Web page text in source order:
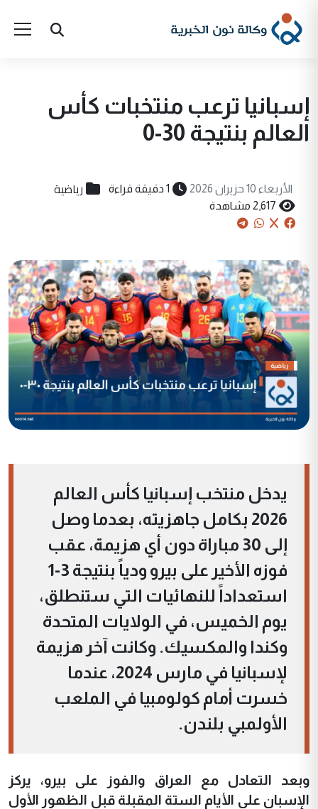
إسبانيا ترعب منتخبات كأس
العالم بنتيجة 30-0
الأربعاء 10 حزيران 2026 1 دقيقة قراءة رياضية
2,617 مشاهدة
يدخل منتخب إسبانيا كأس العالم
2026 بكامل جاهزيته، بعدما وصل
إلى 30 مباراة دون أي هزيمة، عقب
فوزه الأخير على بيرو ودياً بنتيجة 3-1
استعداداً للنهائيات التي ستنطلق،
يوم الخميس، في الولايات المتحدة
وكندا والمكسيك. وكانت آخر هزيمة
لإسبانيا في مارس 2024، عندما
خسرت أمام كولومبيا في الملعب
الأولمبي بلندن.
وبعد التعادل مع العراق والفوز على بيرو، يركز
الإسبان على الأيام الستة المقبلة قبل الظهور الأول